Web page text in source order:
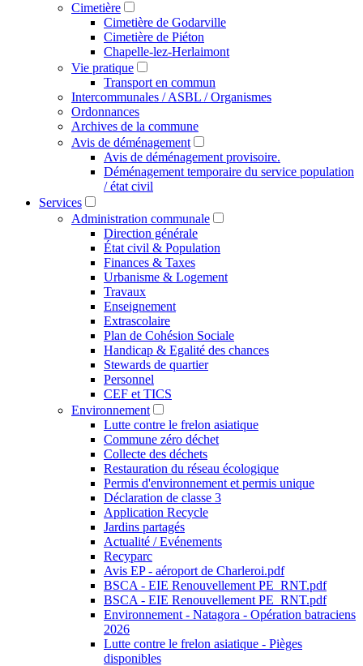
Cimetière
Cimetière de Godarville
Cimetière de Piéton
Chapelle-lez-Herlaimont
Vie pratique
Transport en commun
Intercommunales / ASBL / Organismes
Ordonnances
Archives de la commune
Avis de déménagement
Avis de déménagement provisoire.
Déménagement temporaire du service population
/ état civil
Services
Administration communale
Direction générale
État civil & Population
Finances & Taxes
Urbanisme & Logement
Travaux
Enseignement
Extrascolaire
Plan de Cohésion Sociale
Handicap & Egalité des chances
Stewards de quartier
Personnel
CEF et TICS
Environnement
Lutte contre le frelon asiatique
Commune zéro déchet
Collecte des déchets
Restauration du réseau écologique
Permis d'environnement et permis unique
Déclaration de classe 3
Application Recycle
Jardins partagés
Actualité / Evénements
Recyparc
Avis EP - aéroport de Charleroi.pdf
BSCA - EIE Renouvellement PE_RNT.pdf
BSCA - EIE Renouvellement PE_RNT.pdf
Environnement - Natagora - Opération batraciens
2026
Lutte contre le frelon asiatique - Pièges
disponibles